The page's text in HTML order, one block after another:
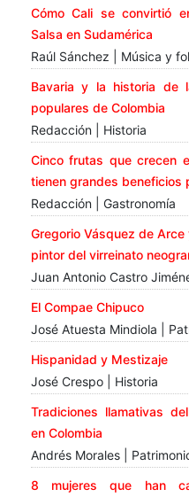
Cómo Cali se convirtió
Salsa en Sudamérica
Raúl Sánchez | Música y
Bavaria y la historia de
populares de Colombia
Redacción | Historia
Cinco frutas que crecen
tienen grandes beneficios
Redacción | Gastronomía
Gregorio Vásquez de
pintor del virreinato
Juan Antonio Castro
El Compae Chipuco
José Atuesta Mindiola |
Hispanidad y Mestizaje
José Crespo | Historia
Tradiciones llamativas
en Colombia
Andrés Morales |
8 mujeres que han